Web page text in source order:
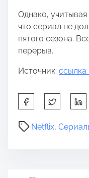
Однако,
что сериал не
пятого сезона.
перерыв.
Источник: ссылка
h
a
Netflix,
P